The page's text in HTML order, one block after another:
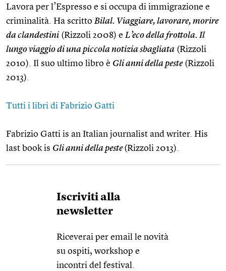
Lavora per l’Espresso e si occupa di immigrazione e
criminalità. Ha scritto Bilal. Viaggiare, lavorare, morire
da clandestini (Rizzoli 2008) e L’eco della frottola. Il
lungo viaggio di una piccola notizia sbagliata (Rizzoli
2010). Il suo ultimo libro è Gli anni della peste(Rizzoli
2013).
Tutti i libri di Fabrizio Gatti
Fabrizio Gatti is an Italian journalist and writer. His
last book is Gli anni della peste(Rizzoli 2013).
Iscriviti alla
newsletter
Riceverai per email le novità
su ospiti, workshop e
incontri del festival.